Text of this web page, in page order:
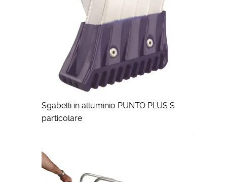
Sgabelli in alluminio PUNTO PLUS S
particolare